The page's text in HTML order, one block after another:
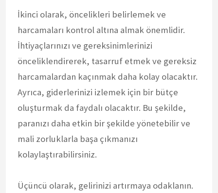
İkinci olarak, öncelikleri belirlemek ve
harcamaları kontrol altına almak önemlidir.
İhtiyaçlarınızı ve gereksinimlerinizi
önceliklendirerek, tasarruf etmek ve gereksiz
harcamalardan kaçınmak daha kolay olacaktır.
Ayrıca, giderlerinizi izlemek için bir bütçe
oluşturmak da faydalı olacaktır. Bu şekilde,
paranızı daha etkin bir şekilde yönetebilir ve
mali zorluklarla başa çıkmanızı
kolaylaştırabilirsiniz.
Üçüncü olarak, gelirinizi artırmaya odaklanın.